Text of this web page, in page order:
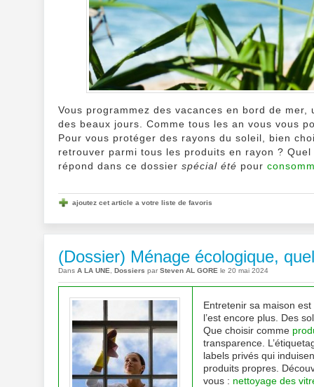
Vous programmez des vacances en bord de
des beaux jours. Comme tous les an vous vous
Pour vous protéger des rayons du soleil, bien
retrouver parmi tous les produits en rayon ?
répond dans ce dossier spécial été pour
ajoutez cet article a votre liste de favoris
(Dossier) Ménage écologique,
Dans A LA UNE Dossiers par Steven AL GORE le 20 mai 2024
Entretenir sa maison
l’est encore plus. Des
Que choisir comme
transparence.
labels privés qui
produits propres.
vous : nettoyage des